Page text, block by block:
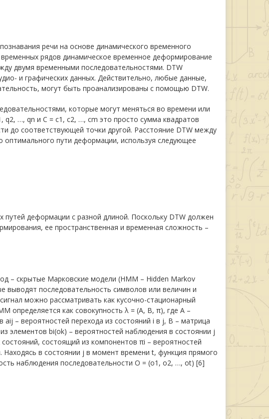
речи на основе динамического временного
рядов динамическое временное деформирование
двумя временными последовательностями. DTW
и графических данных. Действительно, любые данные,
могут быть проанализированы с помощью DTW.
которые могут меняться во времени или
q2, …, qn и C = c1, c2, …, cm это просто сумма квадратов
до соответствующей точки другой. Расстояние DTW между
пути деформации, используя следующее
путей деформации с разной длиной. Поскольку DTW должен
ее пространственная и временная сложность –
– скрытые Марковские модели (HMM – Hidden Markov
выводят последовательность символов или величин и
можно рассматривать как кусочно-стационарный
определяется как совокупность λ = (A, B, π), где А –
– вероятностей перехода из состояний i в j, В – матрица
элементов bi(ok) – вероятностей наблюдения в состоянии j
состоящий из компонентов πi – вероятностей
в состоянии j в момент времени t, функция прямого
наблюдения последовательности O = (o1, o2, …, ot) [6]